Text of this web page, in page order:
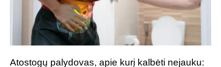
Atostogų palydovas, apie kurį kalbėti nejauku: